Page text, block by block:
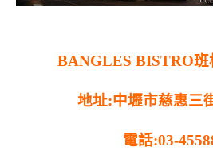
BANGLES BISTRO班
地址:中壢市慈惠三
電話:03-